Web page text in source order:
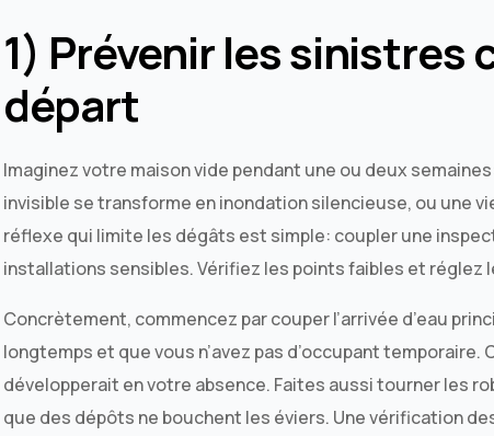
1) Prévenir les sinistres
départ
Imaginez votre maison vide pendant une ou deux
invisible se transforme en inondation silencieuse, ou une
réflexe qui limite les dégâts est simple: coupler une
installations sensibles. Vérifiez les points faibles et réglez
Concrètement, commencez par couper l’arrivée d’eau
longtemps et que vous n’avez pas d’occupant
développerait en votre absence. Faites aussi tourner les
que des dépôts ne bouchent les éviers. Une vérification